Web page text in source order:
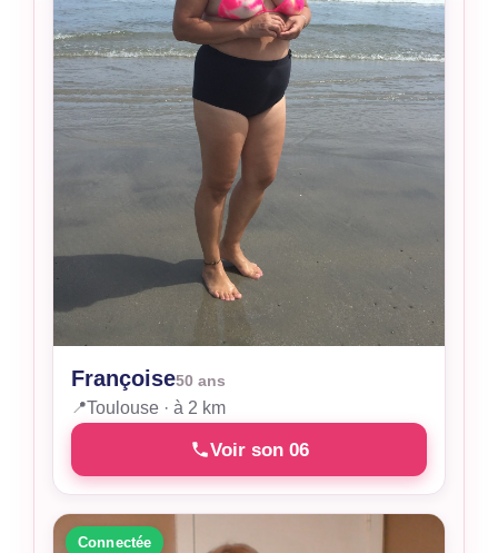
Françoise50 ans
📍Toulouse · à 2 km
Voir son 06
Connectée